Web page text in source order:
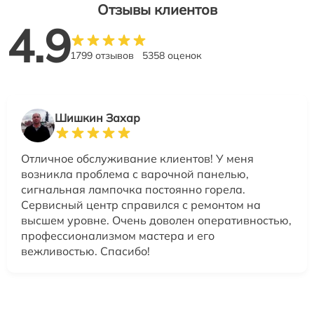
Отзывы клиентов
4.91799 отзывов 5358 оценок
Шишкин Захар
Отличное обслуживание клиентов! У меня
возникла проблема с варочной панелью,
сигнальная лампочка постоянно горела.
Сервисный центр справился с ремонтом на
высшем уровне. Очень доволен оперативностью,
профессионализмом мастера и его
вежливостью. Спасибо!